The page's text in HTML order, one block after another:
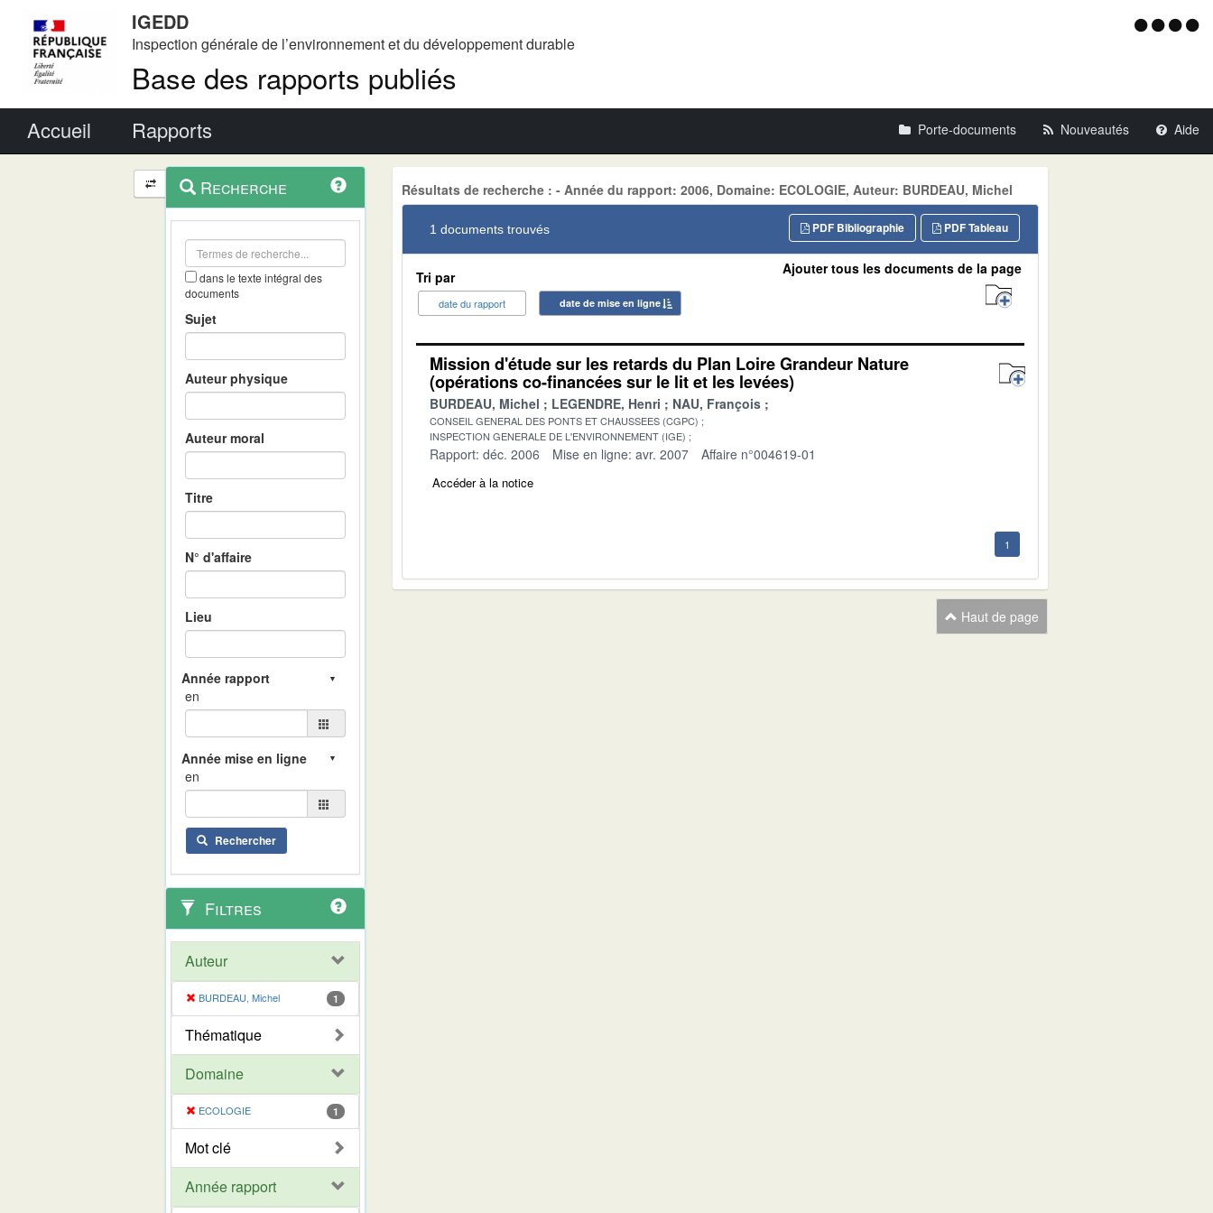
IGEDD
Inspection générale de l’environnement et du développement durable
Base des rapports publiés
Menu
Accueil Rapports Porte-documents Nouveautés Aide
Navigation
et
outils
contextuel
Recherche
dans le texte intégral des
documents
Sujet
Auteur physique
Auteur moral
Titre
N° d'affaire
Lieu
en
en
Rechercher
Filtres
Auteur
BURDEAU, Michel 1
Thématique
Domaine
ECOLOGIE 1
Mot clé
Année rapport
Résultats de recherche : - Année du rapport: 2006, Domaine: ECOLOGIE, Auteur: BURDEAU, Michel
1 documents trouvés PDF Tableau
PDF Bibliographie
Tri par
date du rapport date de mise en ligne
Ajouter tous les documents de la page
Mission d'étude sur les retards du Plan Loire Grandeur Nature
(opérations co-financées sur le lit et les levées)
BURDEAU, Michel LEGENDRE, Henri NAU, François
CONSEIL GENERAL DES PONTS ET CHAUSSEES (CGPC)
INSPECTION GENERALE DE L'ENVIRONNEMENT (IGE)
Rapport: déc. 2006 Mise en ligne: avr. 2007 Affaire n°004619-01
Accéder à la notice
1
Haut de page